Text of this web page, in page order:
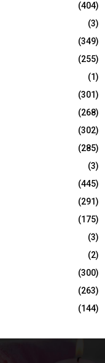
(404)
(3)
(349)
(255)
(1)
(301)
(268)
(302)
(285)
(3)
(445)
(291)
(175)
(3)
(2)
(300)
(263)
(144)